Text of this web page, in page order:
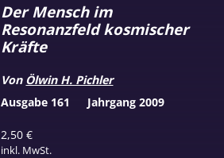
2,50€
inkl. MwSt.
Der Mensch im
Resonanzfeld kosmischer
Kräfte
Von Ölwin H. Pichler
Ausgabe 161 Jahrgang 2009